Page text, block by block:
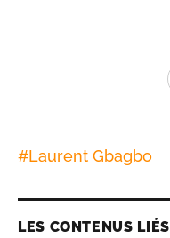
#Laurent Gbagbo
LES CONTENUS LIÉS